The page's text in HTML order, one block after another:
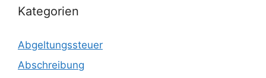
Kategorien
Abgeltungssteuer
Abschreibung